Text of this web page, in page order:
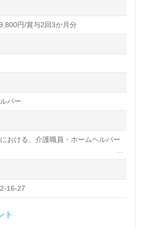
方も幅広く募集します。チームワ
しやすい雰囲気の事業所様です。
度活用で資格を取得した』『介護
良かったと思えた』『新たな目標
お声も。それぞれの成長に合った
研修プログラム充実もおすすめポ
様お一人おひとりに寄り添った介
『資格取得を目指している、専門
りがいを大切に働きたい』『転職
実現したい』『ベネッセスタイル
働きたい』『環境を変えて働きた
です！働き方や選考フロー等、コ
円/賞与2回3か月分
パー
おける、介護職員・ホームヘルパー
どの身体的サポートや、買い物や掃
のサポートなど
16-27
ト